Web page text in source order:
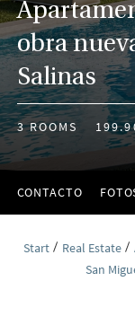
obra
Salinas
3 ROOMS
CONTACTO
Start Real Estate
San